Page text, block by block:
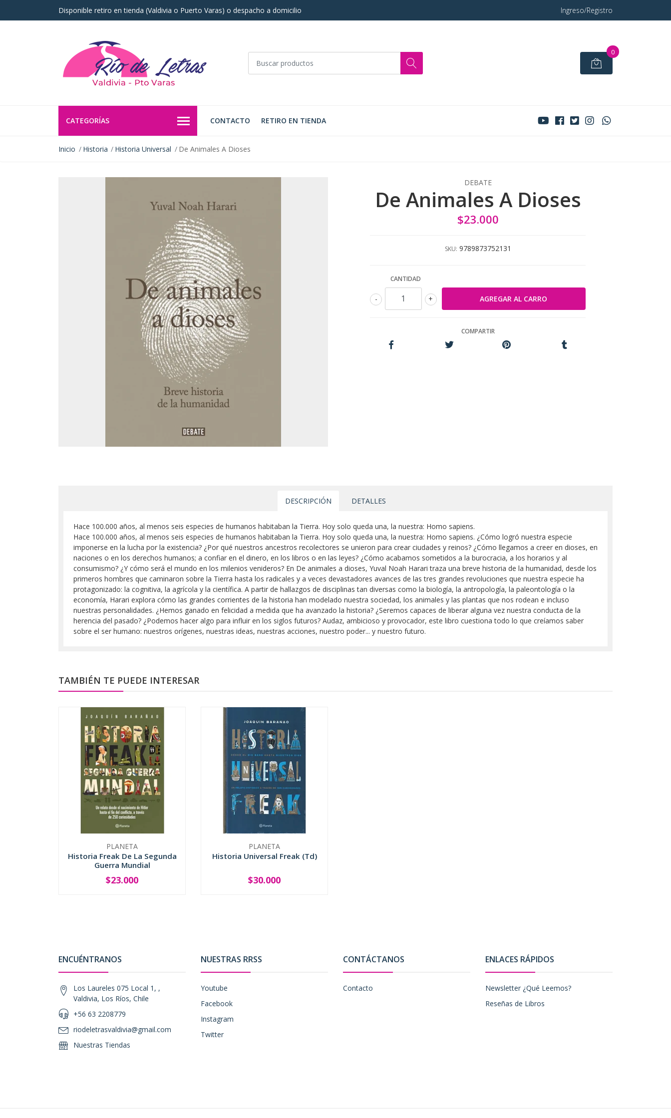
Disponible retiro en tienda (Valdivia o Puerto Varas) o despacho a domicilio Ingreso/Registro
0
CATEGORÍAS CONTACTO RETIRO EN TIENDA
Inicio Historia Historia Universal De Animales A Dioses
DEBATE
De Animales A Dioses
$23.000
SKU: 9789873752131
CANTIDAD
+
-
COMPARTIR
DESCRIPCIÓN DETALLES
Hace 100.000 años, al menos seis especies de humanos habitaban la Tierra. Hoy solo queda una, la nuestra: Homo sapiens.
Hace 100.000 años, al menos seis especies de humanos habitaban la Tierra. Hoy solo queda una, la nuestra: Homo sapiens. ¿Cómo logró nuestra especie
imponerse en la lucha por la existencia? ¿Por qué nuestros ancestros recolectores se unieron para crear ciudades y reinos? ¿Cómo llegamos a creer en dioses, en
naciones o en los derechos humanos; a confiar en el dinero, en los libros o en las leyes? ¿Cómo acabamos sometidos a la burocracia, a los horarios y al
consumismo? ¿Y cómo será el mundo en los milenios venideros? En De animales a dioses, Yuval Noah Harari traza una breve historia de la humanidad, desde los
primeros hombres que caminaron sobre la Tierra hasta los radicales y a veces devastadores avances de las tres grandes revoluciones que nuestra especie ha
protagonizado: la cognitiva, la agrícola y la científica. A partir de hallazgos de disciplinas tan diversas como la biología, la antropología, la paleontología o la
economía, Harari explora cómo las grandes corrientes de la historia han modelado nuestra sociedad, los animales y las plantas que nos rodean e incluso
nuestras personalidades. ¿Hemos ganado en felicidad a medida que ha avanzado la historia? ¿Seremos capaces de liberar alguna vez nuestra conducta de la
herencia del pasado? ¿Podemos hacer algo para influir en los siglos futuros? Audaz, ambicioso y provocador, este libro cuestiona todo lo que creíamos saber
sobre el ser humano: nuestros orígenes, nuestras ideas, nuestras acciones, nuestro poder... y nuestro futuro.
TAMBIÉN TE PUEDE INTERESAR
PLANETA
Historia Freak De La Segunda
Guerra Mundial
+
$23.000
PLANETA
Historia Universal Freak (Td)
+
$30.000
ENCUÉNTRANOS
Los Laureles 075 Local 1, ,
Valdivia, Los Ríos, Chile
+56 63 2208779
riodeletrasvaldivia@gmail.com
Nuestras Tiendas
NUESTRAS RRSS
Youtube
Facebook
Instagram
Twitter
CONTÁCTANOS
Contacto
ENLACES RÁPIDOS
Newsletter ¿Qué Leemos?
Reseñas de Libros